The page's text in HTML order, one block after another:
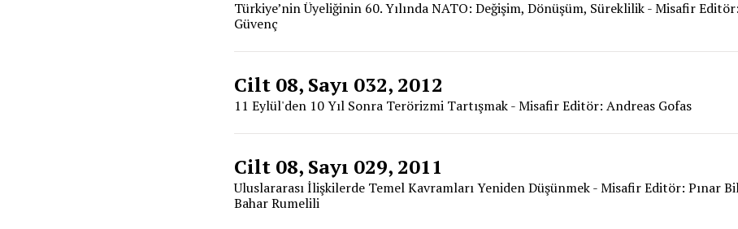
Türkiye’nin Üyeliğinin 60. Yılında NATO: Değişim, Dönüşüm, Süreklilik - Misafir
Güvenç
Cilt 08, Sayı 032, 2012
11 Eylül'den 10 Yıl Sonra Terörizmi Tartışmak - Misafir Editör: Andreas Gofas
Cilt 08, Sayı 029, 2011
Uluslararası İlişkilerde Temel Kavramları Yeniden Düşünmek - Misafir Editör: Pınar
Bahar Rumelili